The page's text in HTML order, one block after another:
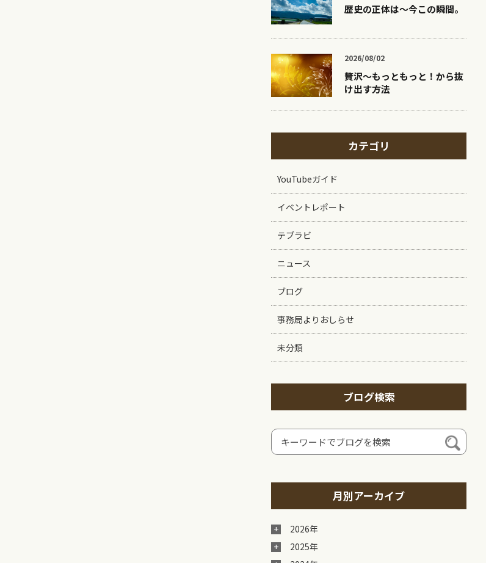
歴史の正体は〜今この瞬間。
2026/08/02
贅沢〜もっともっと！から抜
け出す方法
カテゴリ
YouTubeガイド
イベントレポート
テブラビ
ニュース
ブログ
事務局よりおしらせ
未分類
ブログ検索
月別アーカイブ
2026年
2025年